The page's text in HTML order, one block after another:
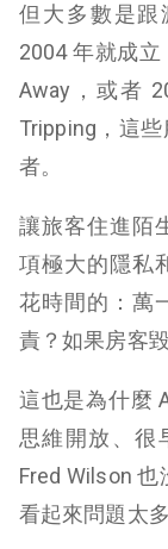
但大多數是跟
2004 年就成
Away，或者
Tripping，這
者。
讓旅客住進陌
項極大的隱私
花時間的：萬
責？如果房客
這也是為什麼
思維開放、很
Fred Wilson
看起來問題太多